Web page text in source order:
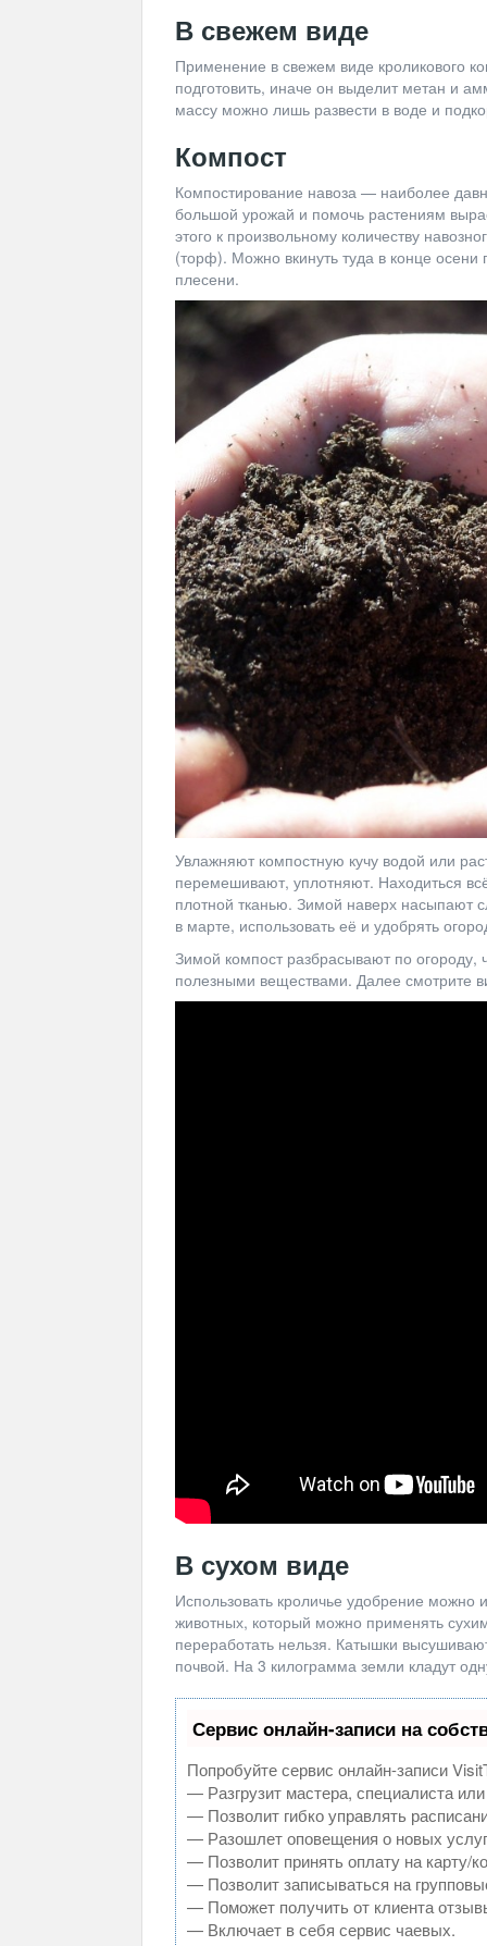
В свежем виде
Применение в свежем виде кроликового
подготовить, иначе он выделит метан и
массу можно лишь развести в воде и
Компост
Компостирование навоза — наиболее
большой урожай и помочь растениям
этого к произвольному количеству
(торф). Можно вкинуть туда в конце
плесени.
Увлажняют компостную кучу водой или
перемешивают, уплотняют. Находиться
плотной тканью. Зимой наверх насыпают
в марте, использовать её и удобрять
Зимой компост разбрасывают по огороду,
полезными веществами. Далее смотрите
В сухом виде
Использовать кроличье удобрение можно
животных, который можно применять
переработать нельзя. Катышки
почвой. На 3 килограмма земли кладут
Сервис онлайн-записи на
Попробуйте сервис онлайн-записи
— Разгрузит мастера, специалиста
— Позволит гибко управлять
— Разошлет оповещения о новых
— Позволит принять оплату на карту/
— Позволит записываться на
— Поможет получить от клиента
— Включает в себя сервис чаевых.